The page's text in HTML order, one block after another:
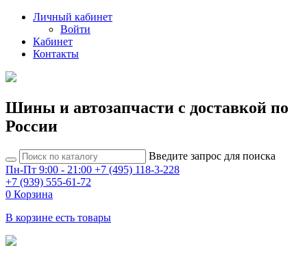
Личный кабинет
Войти
Кабинет
Контакты
Шины и автозапчасти с доставкой по
России
Введите запрос для поиска
Пн-Пт 9:00 - 21:00 +7 (495) 118-3-228
+7 (939) 555-61-72
0 Корзина
В корзине есть товары